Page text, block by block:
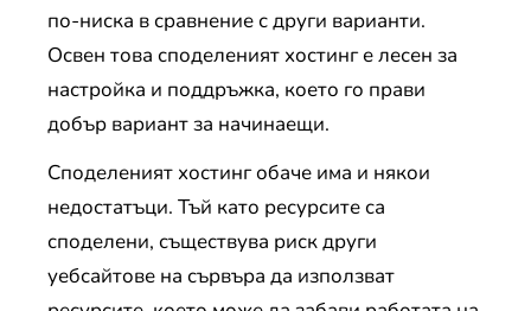
по-ниска в сравнение с други варианти.
Освен това споделеният хостинг е лесен за
настройка и поддръжка, което го прави
добър вариант за начинаещи.
Споделеният хостинг обаче има и някои
недостатъци. Тъй като ресурсите са
споделени, съществува риск други
уебсайтове на сървъра да използват